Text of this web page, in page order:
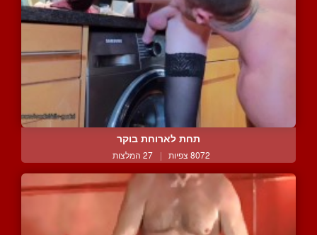
תחת לארוחת בוקר
8072 צפיות | 27 המלצות